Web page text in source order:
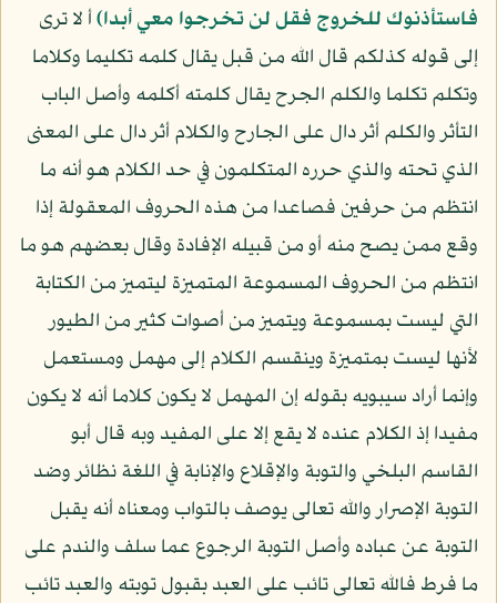
فاستأذنوك للخروج فقل لن تخرجوا معي أبدا﴾أ لا ترى
إلى قوله كذلكم قال الله من قبل يقال كلمه تكليما وكلاما
وتكلم تكلما والكلم الجرح يقال كلمته أكلمه وأصل الباب
التأثر والكلم أثر دال على الجارح والكلام أثر دال على المعنى
الذي تحته والذي حرره المتكلمون في حد الكلام هو أنه ما
انتظم من حرفين فصاعدا من هذه الحروف المعقولة إذا
وقع ممن يصح منه أو من قبيله الإفادة وقال بعضهم هو ما
انتظم من الحروف المسموعة المتميزة ليتميز من الكتابة
التي ليست بمسموعة ويتميز من أصوات كثير من الطيور
لأنها ليست بمتميزة وينقسم الكلام إلى مهمل ومستعمل
وإنما أراد سيبويه بقوله إن المهمل لا يكون كلاما أنه لا يكون
مفيدا إذ الكلام عنده لا يقع إلا على المفيد وبه قال أبو
القاسم البلخي والتوبة والإقلاع والإنابة في اللغة نظائر وضد
التوبة الإصرار والله تعالى يوصف بالتواب ومعناه أنه يقبل
التوبة عن عباده وأصل التوبة الرجوع عما سلف والندم على
ما فرط فالله تعالى تائب على العبد بقبول توبته والعبد تائب